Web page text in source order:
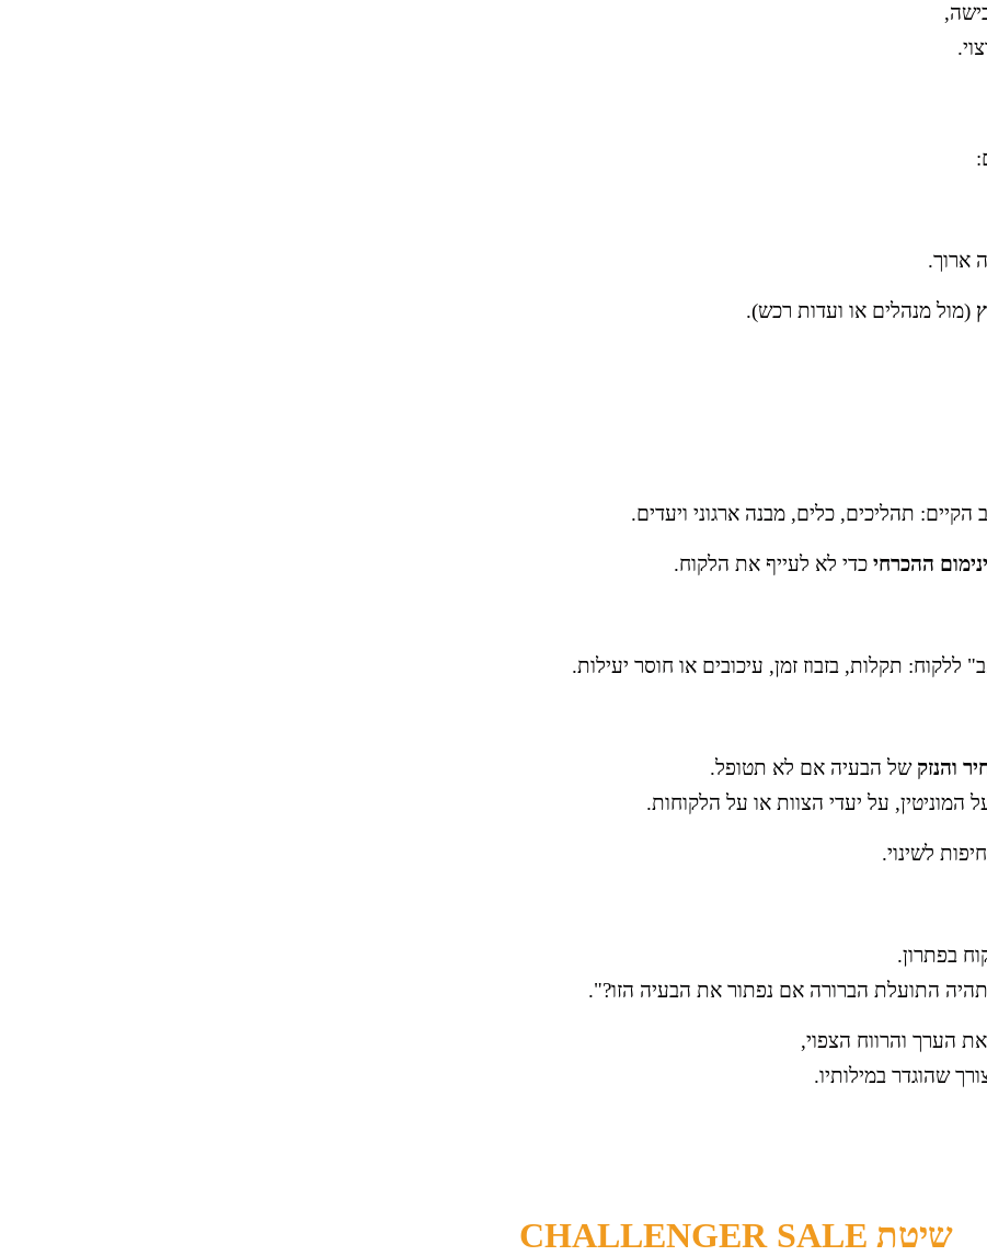
ארוך.
(מול מנהלים או ועדות רכש).
תהליכים, כלים, מבנה ארגוני ויעדים.
ההכרחי כדי לא לעייף את הלקוח.
ללקוח: תקלות, בזבוז זמן, עיכובים או חוסר יעילות.
והנזק של הבעיה אם לא תטופל.
על יעדי הצוות או על הלקוחות.
לשינוי.
בפתרון.
התועלת הברורה אם נפתור את הבעיה הזו?".
את הערך והרווח הצפוי,
שהוגדר במילותיו.
שיטת CHALLENGER SALE